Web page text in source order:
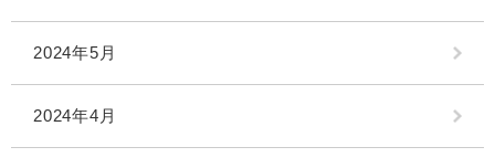
2024年5月
2024年4月